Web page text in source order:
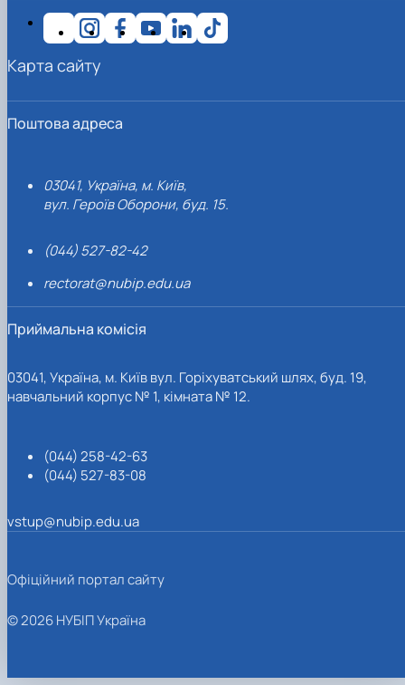
Поштова адреса
03041, Україна, м. Київ,
вул. Героїв Оборони, буд. 15.
(044) 527-82-42
rectorat@nubip.edu.ua
Приймальна комісія
03041, Україна, м. Київ вул. Горіхуватський шлях, буд. 19,
навчальний корпус № 1, кімната № 12.
(044) 258-42-63
(044) 527-83-08
vstup@nubip.edu.ua
Карта сайту
Офіційний портал сайту
© 2026 НУБІП Україна